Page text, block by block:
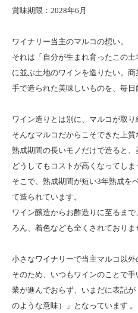
賞味期限：2028年6月
ワイナリー当主のマルコの想い。
それは「自分が生まれ育ったこの
に並ぶ土地のワインを造りたい。
手で造られた美味しいものを、毎日
ワイン造りとは別に、マルコが取り
そんなマルコだからこそできた上質
熟成期間の長いモノだけで造ると
どうしてもコストが高くなってしま
そこで、熟成期間が短い3年熟成を
て造られています。
ワイン醸造からお酢造りに至るま
ろん、着色なども全くされておりま
小さなワイナリーで当主マルコ以外
そのため、いつもワインのことで
業が進んでおらず、いまだに表記
のような意味）」となっています 。